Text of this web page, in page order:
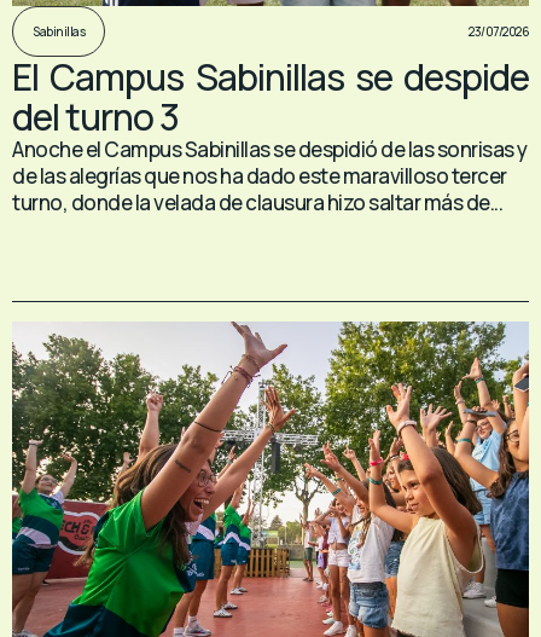
Sabinillas 23/07/2026
El Campus Sabinillas se despide
del turno 3
Anoche el Campus Sabinillas se despidió de las sonrisas y
de las alegrías que nos ha dado este maravilloso tercer
turno, donde la velada de clausura hizo saltar más de...